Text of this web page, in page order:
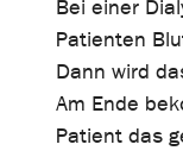
Bei einer
Patienten
Dann wird
Am Ende
Patient das